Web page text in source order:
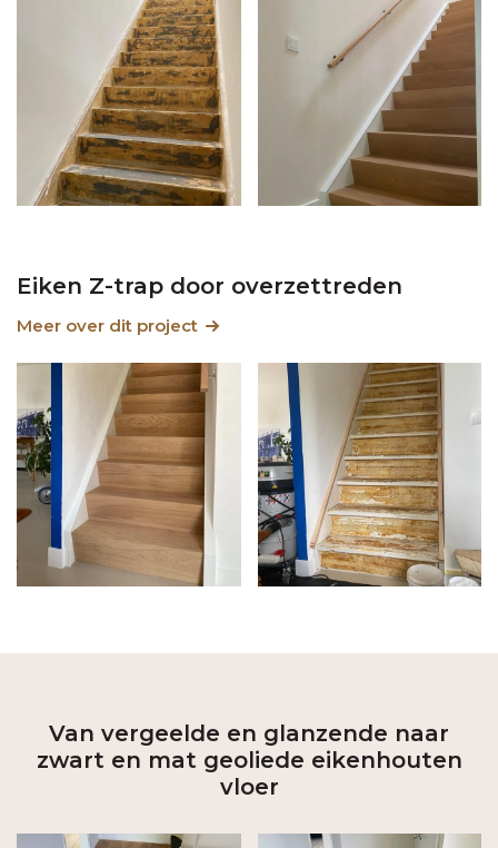
Eiken Z-trap door overzettreden
Meer over dit project
Van vergeelde en glanzende naar
zwart en mat geoliede eikenhouten
vloer